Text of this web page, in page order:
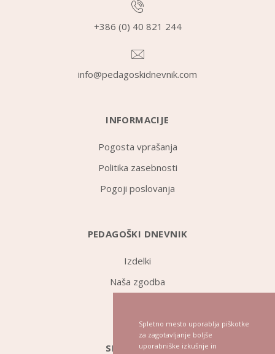
Spletno mesto uporablja piškotke
za zagotavljanje boljše
uporabniške izkušnje in
+386 (0) 40 821 244
info@pedagoskidnevnik.com
INFORMACIJE
Pogosta vprašanja
Politika zasebnosti
Pogoji poslovanja
PEDAGOŠKI DNEVNIK
Izdelki
Naša zgodba
SLEDITE NAM